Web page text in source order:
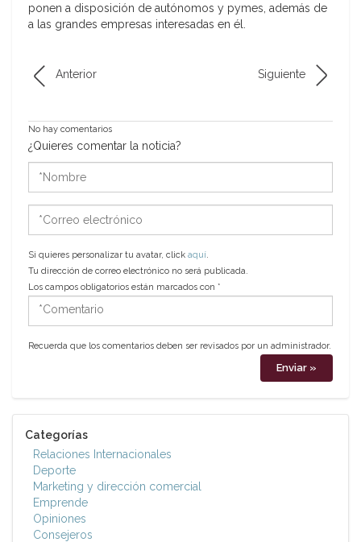
ponen a disposición de autónomos y pymes, además de
a las grandes empresas interesadas en él.
Anterior Siguiente
No hay comentarios
¿Quieres comentar la noticia?
electrónico
Si quieres personalizar tu avatar, click aquí.
Tu dirección de correo electrónico no será publicada.
Los campos obligatorios están marcados con *
*Comentario
Recuerda que los comentarios deben ser revisados por un administrador.
Categorías
Relaciones Internacionales
Deporte
Marketing y dirección comercial
Emprende
Opiniones
Consejeros